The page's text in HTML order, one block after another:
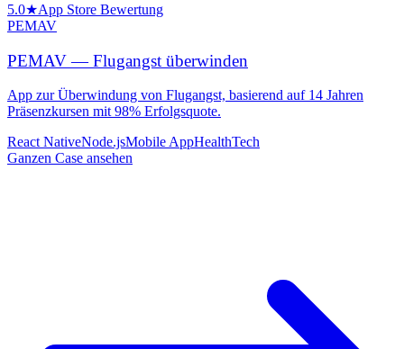
5.0★App Store Bewertung
PEMAV
PEMAV — Flugangst überwinden
App zur Überwindung von Flugangst, basierend auf 14 Jahren
Präsenzkursen mit 98% Erfolgsquote.
React NativeNode.jsMobile AppHealthTech
Ganzen Case ansehen